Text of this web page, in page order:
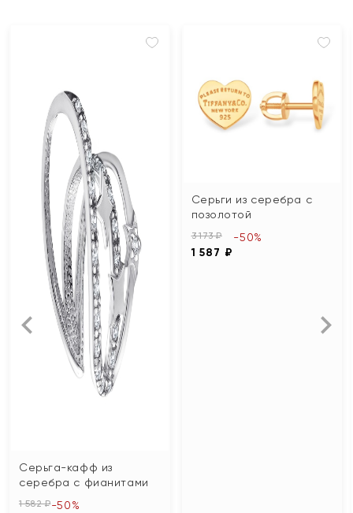
Серьга-кафф из
серебра с фианитами
1 582 ₽-50%
Серьги из серебра с
позолотой
3 173 ₽
1 587 ₽
-50%